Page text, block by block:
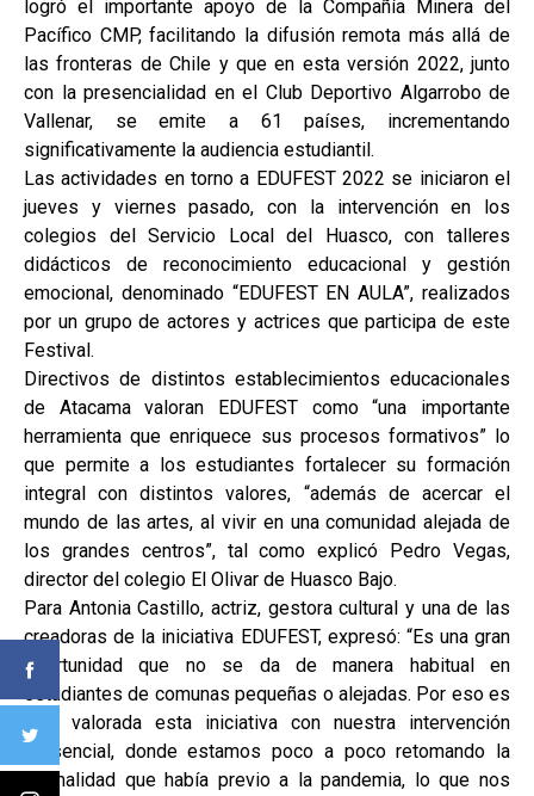
logró el importante apoyo de la Compañía Minera del
Pacífico CMP, facilitando la difusión remota más allá de
las fronteras de Chile y que en esta versión 2022, junto
con la presencialidad en el Club Deportivo Algarrobo de
Vallenar, se emite a 61 países, incrementando
significativamente la audiencia estudiantil.
Las actividades en torno a EDUFEST 2022 se iniciaron el
jueves y viernes pasado, con la intervención en los
colegios del Servicio Local del Huasco, con talleres
didácticos de reconocimiento educacional y gestión
emocional, denominado “EDUFEST EN AULA”, realizados
por un grupo de actores y actrices que participa de este
Festival.
Directivos de distintos establecimientos educacionales
de Atacama valoran EDUFEST como “una importante
herramienta que enriquece sus procesos formativos” lo
que permite a los estudiantes fortalecer su formación
integral con distintos valores, “además de acercar el
mundo de las artes, al vivir en una comunidad alejada de
los grandes centros”, tal como explicó Pedro Vegas,
director del colegio El Olivar de Huasco Bajo.
Para Antonia Castillo, actriz, gestora cultural y una de las
creadoras de la iniciativa EDUFEST, expresó: “Es una gran
oportunidad que no se da de manera habitual en
estudiantes de comunas pequeñas o alejadas. Por eso es
muy valorada esta iniciativa con nuestra intervención
presencial, donde estamos poco a poco retomando la
normalidad que había previo a la pandemia, lo que nos